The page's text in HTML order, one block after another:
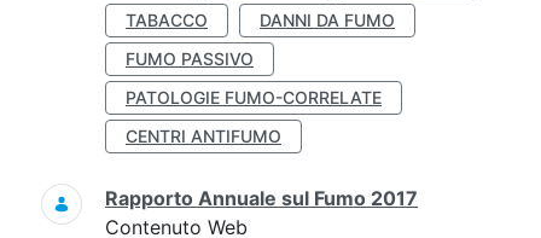
TABACCO
DANNI DA FUMO
FUMO PASSIVO
PATOLOGIE FUMO-CORRELATE
CENTRI ANTIFUMO
Rapporto Annuale sul Fumo 2017
Contenuto Web